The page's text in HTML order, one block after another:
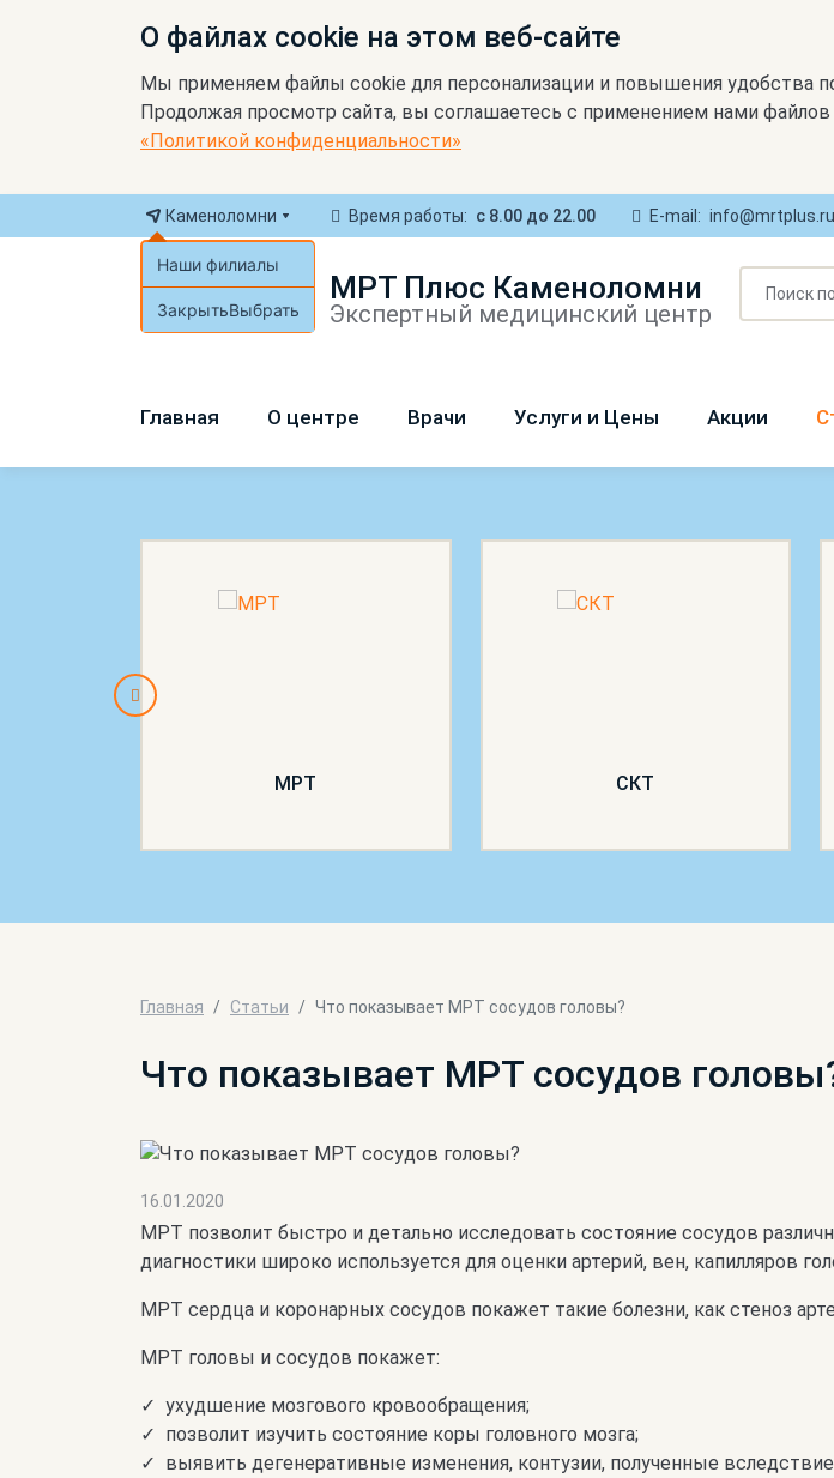
О файлах cookie на этом веб-сайте
Мы применяем файлы cookie для персонализации и повышения удобства
Продолжая просмотр сайта, вы соглашаетесь с применением нами
«Политикой конфиденциальности»
Каменоломни
Наши филиалы
ЗакрытьВыбрать
Время работы: с 8.00 до 22.00 E-mail: info@mrtplus.ru
МРТ Плюс Каменоломни
Экспертный медицинский центр
Главная О центре Врачи Услуги и Цены Акции
МРТ СКТ
Главная Статьи Что показывает МРТ сосудов головы?
Что показывает МРТ сосудов
16.01.2020
МРТ позволит быстро и детально исследовать состояние сосудов
диагностики широко используется для оценки артерий, вен, капилляров
МРТ сердца и коронарных сосудов покажет такие болезни, как стеноз
МРТ головы и сосудов покажет:
ухудшение мозгового кровообращения;
позволит изучить состояние коры головного мозга;
выявить дегенеративные изменения, контузии, полученные